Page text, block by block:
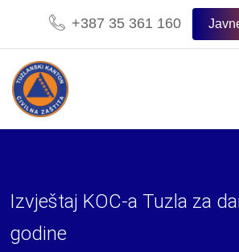
content
+387 35 361 160
Izvještaj KOC-a Tuzla za
godine